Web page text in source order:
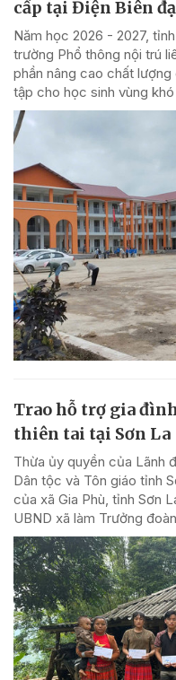
cấp tại Điện Biên
Năm học 2026 - 2027,
trường Phổ thông nội trú
phần nâng cao chất
tập cho học sinh vùng khó
Trao hỗ trợ gia
thiên tai tại Sơn La
Thừa ủy quyền của Lãnh
Dân tộc và Tôn giáo tỉnh
của xã Gia Phù, tỉnh Sơn
UBND xã làm Trưởng